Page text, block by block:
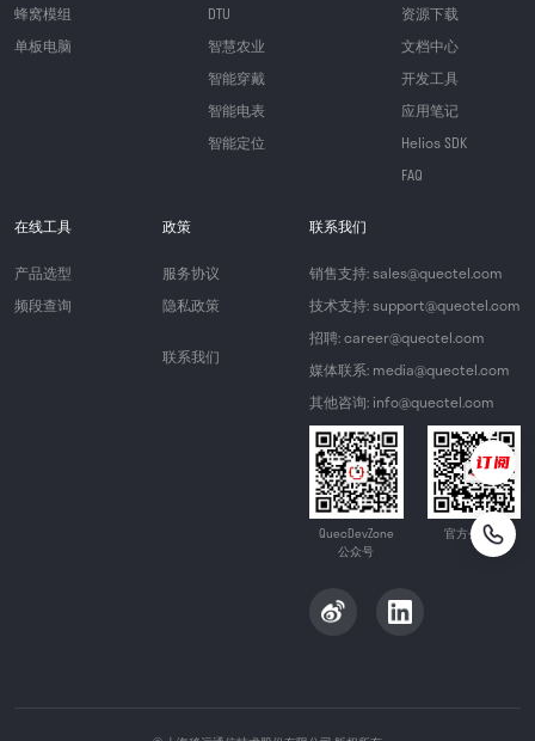
蜂窝模组
单板电脑
DTU
智慧农业
智能穿戴
智能电表
智能定位
资源下载
文档中心
开发工具
应用笔记
Helios SDK
FAQ
在线工具
产品选型
频段查询
政策
服务协议
隐私政策
联系我们
联系我们
销售支持: sales@quectel.com
技术支持: support@quectel.com
招聘: career@quectel.com
媒体联系: media@quectel.com
其他咨询: info@quectel.com
QuecDevZone
公众号
官方公众号